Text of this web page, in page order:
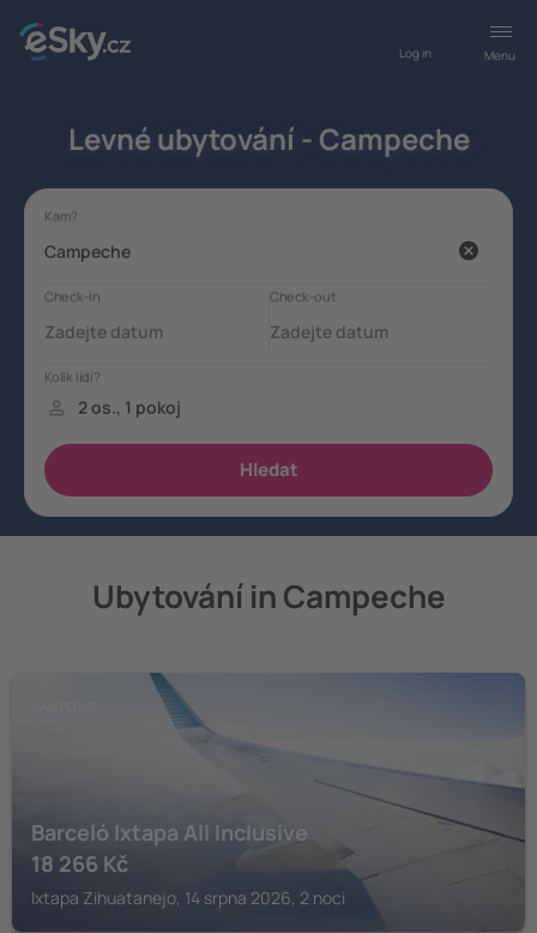
Menu
Log in
Levné ubytování - Campeche
Ubytování in Campeche
Barceló Ixtapa All Inclusive
18 266 Kč
Ixtapa Zihuatanejo, 14 srpna 2026, 2 noci